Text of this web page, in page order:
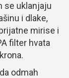
se uklanjaju
i dlake,
mirise i
filter hvata
odmah